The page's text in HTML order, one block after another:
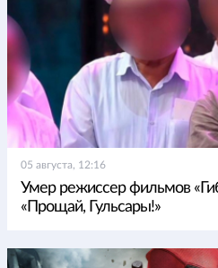
05 августа, 12:16
Умер режиссер фильмов
«Прощай, Гульсары!»